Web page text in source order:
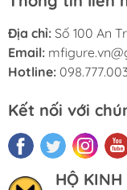
⌚️ Opening: 09:00
#figure #mo_hinh
#gameprize
#5_nang_dau
Địa chỉ: Số 100 An
Email:
Hotline:
Kết nối với
HỘ KINH